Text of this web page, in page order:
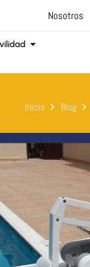
Nosotros
Abrir Movilidad
Inicio Blog